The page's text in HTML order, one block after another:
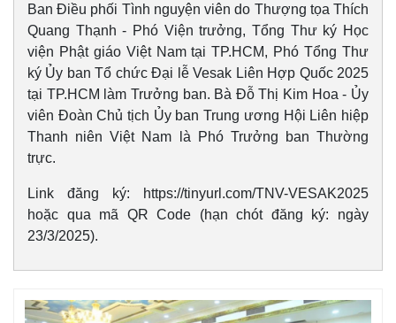
Ban Điều phối Tình nguyện viên do Thượng tọa Thích
Quang Thạnh - Phó Viện trưởng, Tổng Thư ký Học
viện Phật giáo Việt Nam tại TP.HCM, Phó Tổng Thư
ký Ủy ban Tổ chức Đại lễ Vesak Liên Hợp Quốc 2025
tại TP.HCM làm Trưởng ban. Bà Đỗ Thị Kim Hoa - Ủy
viên Đoàn Chủ tịch Ủy ban Trung ương Hội Liên hiệp
Thanh niên Việt Nam là Phó Trưởng ban Thường
trực.
Link đăng ký: https://tinyurl.com/TNV-VESAK2025
hoặc qua mã QR Code (hạn chót đăng ký: ngày
23/3/2025).